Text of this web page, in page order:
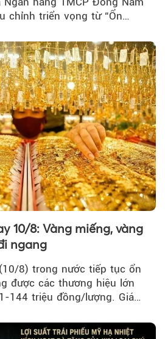
chỉnh triển vọng từ “Ổn
10/8: Vàng miếng, vàng
ngang
8) trong nước tiếp tục ổn
được các thương hiệu lớn
144 triệu đồng/lượng. Giá